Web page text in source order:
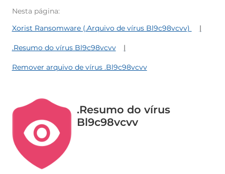
Nesta página:
Xorist Ransomware (.Arquivo de vírus Bl9c98vcvv)
.Resumo do vírus Bl9c98vcvv
Remover arquivo de vírus .Bl9c98vcvv
.Resumo do vírus
Bl9c98vcvv